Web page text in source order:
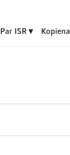
Par ISR Kopiena